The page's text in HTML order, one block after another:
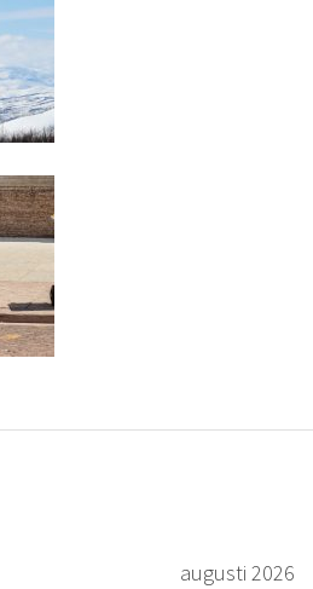
augusti 2026